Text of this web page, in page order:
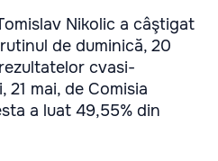
Nikolic a câştigat
de duminică, 20
cvasi-
mai, de Comisia
a luat 49,55% din